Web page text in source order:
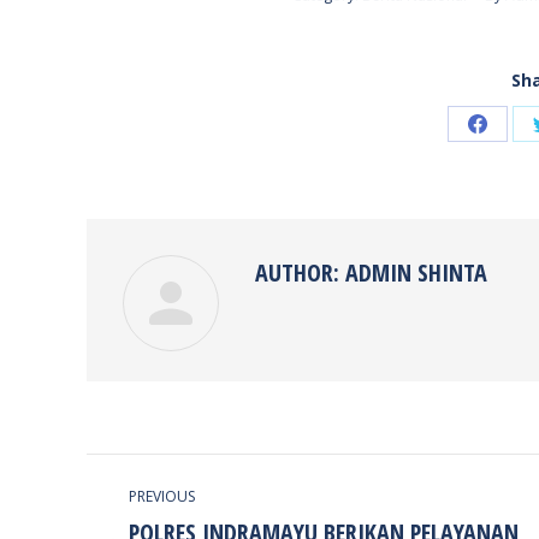
Share
AUTHOR: ADMIN SHINTA
NAVIGATION
PREVIOUS